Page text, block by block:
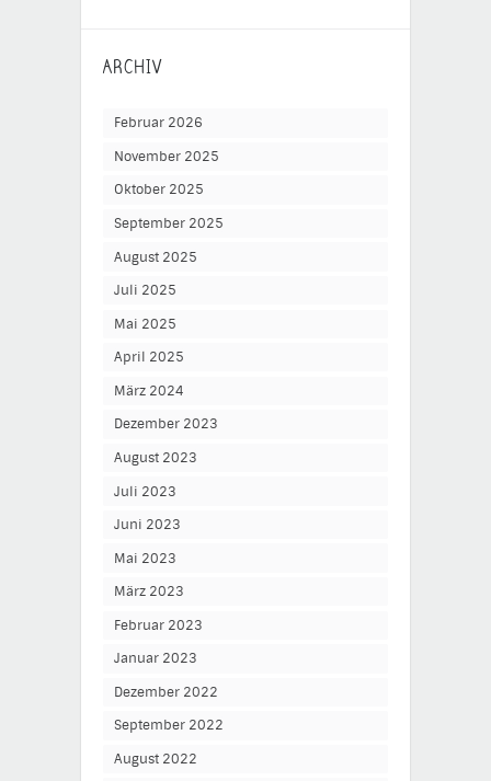
ARCHIV
Februar 2026
November 2025
Oktober 2025
September 2025
August 2025
Juli 2025
Mai 2025
April 2025
März 2024
Dezember 2023
August 2023
Juli 2023
Juni 2023
Mai 2023
März 2023
Februar 2023
Januar 2023
Dezember 2022
September 2022
August 2022